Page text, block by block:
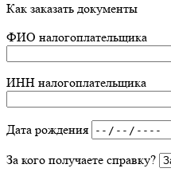
Как заказать документы
ФИО налогоплательщика
ИНН налогоплательщика
Дата рождения
За кого получаете справку?